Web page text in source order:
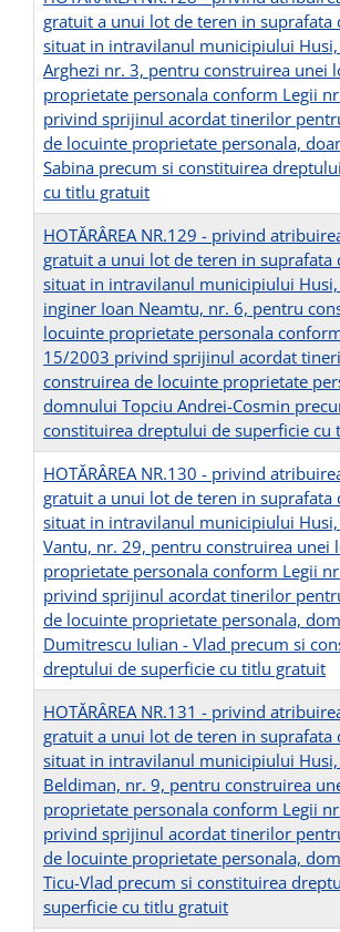
gratuit a unui lot de teren in suprafata
situat in intravilanul municipiului
Arghezi nr. 3, pentru construirea unei
proprietate personala conform Legii
privind sprijinul acordat tinerilor
de locuinte proprietate personala,
Sabina precum si constituirea
cu titlu gratuit
HOTĂRÂREA NR.129 - privind
gratuit a unui lot de teren in suprafata
situat in intravilanul municipiului
inginer Ioan Neamtu, nr. 6, pentru
locuinte proprietate personala
15/2003 privind sprijinul acordat
construirea de locuinte proprietate
domnului Topciu Andrei-Cosmin
constituirea dreptului de superficie cu
HOTĂRÂREA NR.130 - privind
gratuit a unui lot de teren in suprafata
situat in intravilanul municipiului Husi,
Vantu, nr. 29, pentru construirea unei
proprietate personala conform Legii
privind sprijinul acordat tinerilor
de locuinte proprietate personala,
Dumitrescu Iulian - Vlad precum si
dreptului de superficie cu titlu gratuit
HOTĂRÂREA NR.131 - privind
gratuit a unui lot de teren in suprafata
situat in intravilanul municipiului Husi,
Beldiman, nr. 9, pentru construirea
proprietate personala conform Legii
privind sprijinul acordat tinerilor
de locuinte proprietate personala,
Ticu-Vlad precum si constituirea
superficie cu titlu gratuit